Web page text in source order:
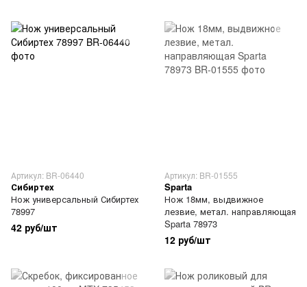
Артикул: BR-06440
Сибиртех
Нож универсальный Сибиртех
78997
42 руб/шт
Артикул: BR-01555
Sparta
Нож 18мм, выдвижное
лезвие, метал. направляющая
Sparta 78973
12 руб/шт